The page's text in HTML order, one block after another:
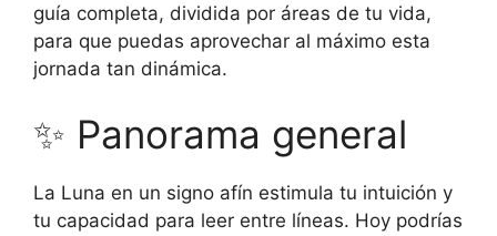
guía completa, dividida por áreas de tu vida,
para que puedas aprovechar al máximo esta
jornada tan dinámica.
✨ Panorama general
La Luna en un signo afín estimula tu intuición y
tu capacidad para leer entre líneas. Hoy podrías